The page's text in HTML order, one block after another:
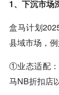
1、下沉市场
盒马计划
县域市场，
①业态适配
马NB折扣店